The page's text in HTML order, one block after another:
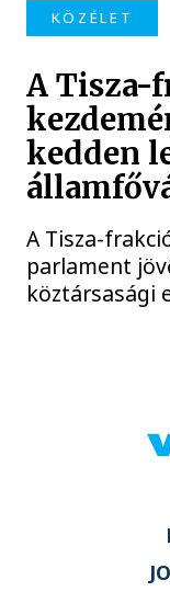
KÖZÉLET
A Tisza-
kedden
A Tisza-
parlament
köztársasági